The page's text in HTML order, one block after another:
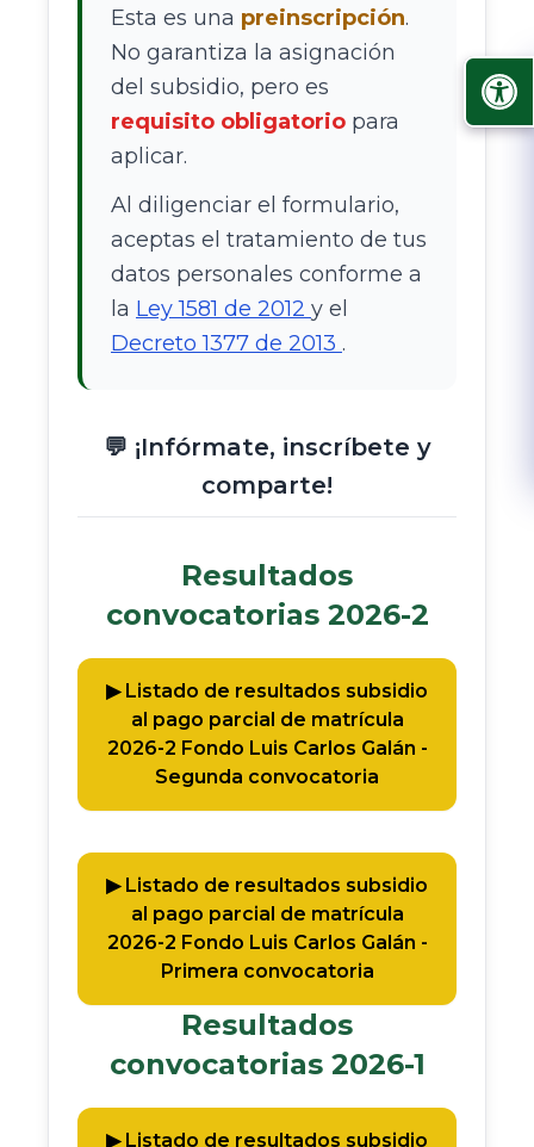
Esta es una preinscripción.
No garantiza la asignación
del subsidio, pero es
requisito obligatorio para
aplicar.
Al diligenciar el formulario,
aceptas el tratamiento de tus
datos personales conforme a
la Ley 1581 de 2012 y el
Decreto 1377 de 2013 .
💬 ¡Infórmate, inscríbete y
comparte!
Resultados
convocatorias 2026-2​
▶︎ Listado de resultados subsidio
al pago parcial de matrícula
2026-2 Fondo Luis Carlos Galán -
Segunda convocatoria
▶︎ Listado de resultados subsidio
al pago parcial de matrícula
2026-2 Fondo Luis Carlos Galán -
Primera convocatoria
Resultados
convocatorias 2026-1​
▶︎ Listado de resultados subsidio